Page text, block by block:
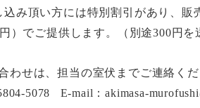
込み頂い方には特別割引があり、販
円）でご提供します。（別途300円を
わせは、担当の室伏までご連絡く
5078 E-mail ：akimasa-